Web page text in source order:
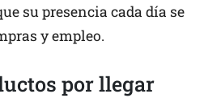
su presencia cada día se
y empleo.
por llegar